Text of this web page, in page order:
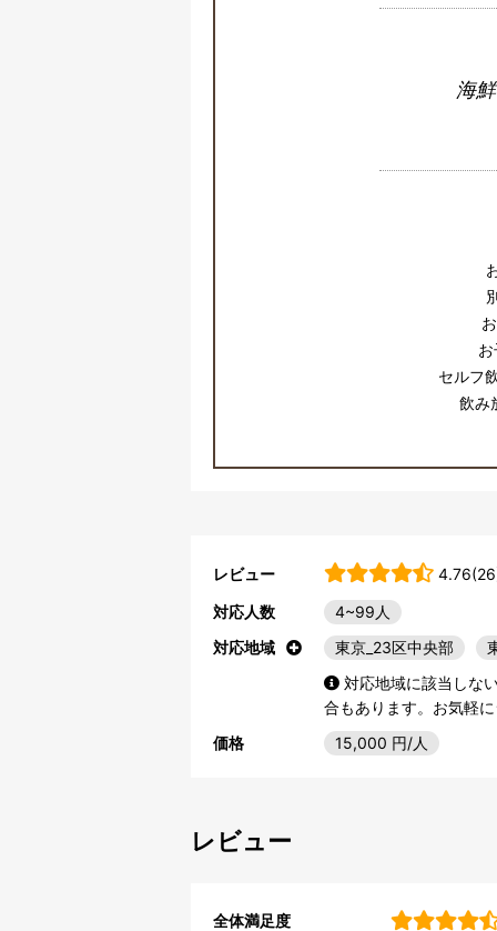
海
セルフ
飲
レビュー
対応人数
4~99人
対応地域
東京_23区中央部
対応地域に該当しな
合もあります。お気軽
価格
15,000 円/人
レビュー
全体満足度